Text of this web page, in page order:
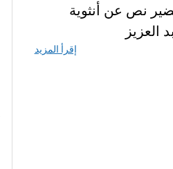
9 اساسي تحضير نص عن أنثوية
العزيز
إقرأ المزيد